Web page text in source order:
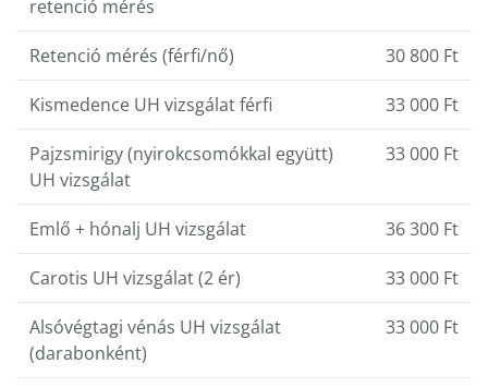
retenció mérés
Retenció mérés (férfi/nő) 30 800 Ft
Kismedence UH vizsgálat férfi 33 000 Ft
Pajzsmirigy (nyirokcsomókkal együtt)
UH vizsgálat
33 000 Ft
Emlő + hónalj UH vizsgálat 36 300 Ft
Carotis UH vizsgálat (2 ér) 33 000 Ft
Alsóvégtagi vénás UH vizsgálat
(darabonként)
33 000 Ft